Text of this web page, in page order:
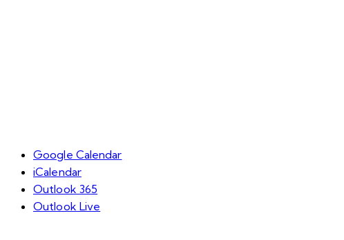
Google Calendar
iCalendar
Outlook 365
Outlook Live